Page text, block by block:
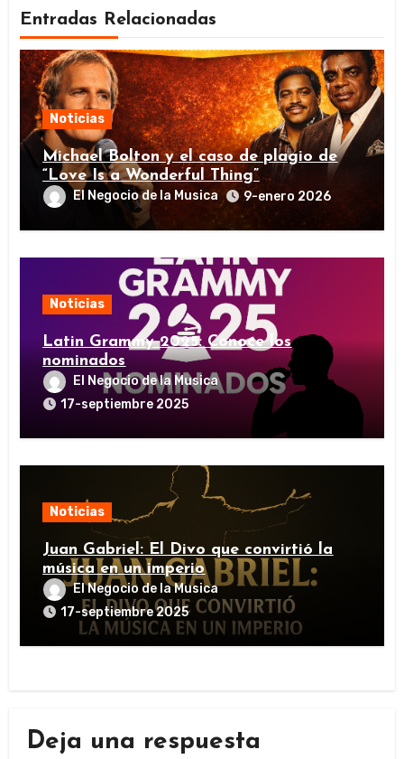
Entradas Relacionadas
Noticias
Michael Bolton y el caso de plagio de
“Love Is a Wonderful Thing”
El Negocio de la Musica 9-enero 2026
Noticias
Latin Grammy 2025: Conoce los
nominados
El Negocio de la Musica
17-septiembre 2025
Noticias
Juan Gabriel: El Divo que convirtió la
música en un imperio
El Negocio de la Musica
17-septiembre 2025
Deja una respuesta